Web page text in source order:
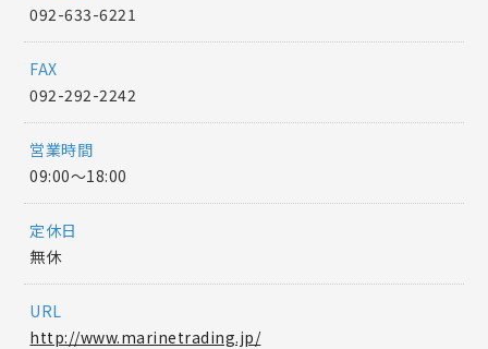
092-633-6221
FAX
092-292-2242
営業時間
09:00〜18:00
定休日
無休
URL
http://www.marinetrading.jp/